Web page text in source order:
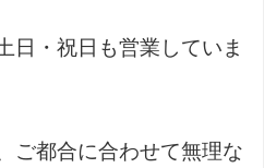
日・祝日も営業していま
ご都合に合わせて無理な